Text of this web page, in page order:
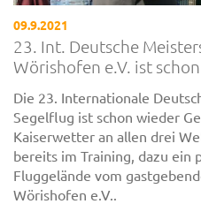
09.9.2021
23. Int. Deutsche
Wörishofen e.V. ist
Die 23. Internationale
Segelflug ist schon wieder
Kaiserwetter an allen drei
bereits im Training, dazu
Fluggelände vom
Wörishofen e.V..